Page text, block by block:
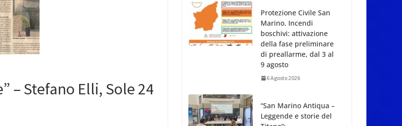
– Stefano Elli, Sole 24
Protezione Civile San
Marino. Incendi
boschivi: attivazione
della fase preliminare
di preallarme, dal 3 al
9 agosto
6 Agosto 2026
“San Marino Antiqua –
Leggende e storie del